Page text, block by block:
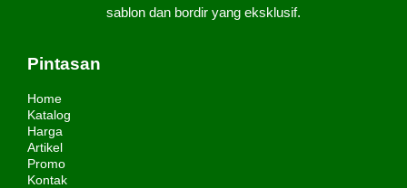
sablon dan bordir yang eksklusif.
Pintasan
Home
Katalog
Harga
Artikel
Promo
Kontak